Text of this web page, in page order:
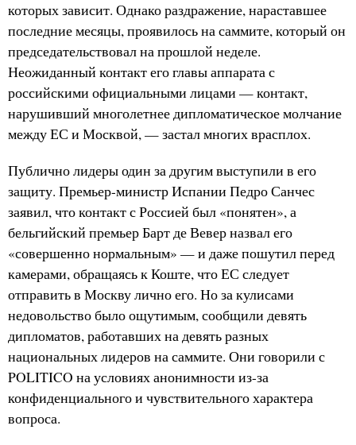
которых зависит. Однако раздражение, нараставшее
последние месяцы, проявилось на саммите, который он
председательствовал на прошлой неделе.
Неожиданный контакт его главы аппарата с
российскими официальными лицами — контакт,
нарушивший многолетнее дипломатическое молчание
между ЕС и Москвой, — застал многих врасплох.
Публично лидеры один за другим выступили в его
защиту. Премьер-министр Испании Педро Санчес
заявил, что контакт с Россией был «понятен», а
бельгийский премьер Барт де Вевер назвал его
«совершенно нормальным» — и даже пошутил перед
камерами, обращаясь к Коште, что ЕС следует
отправить в Москву лично его. Но за кулисами
недовольство было ощутимым, сообщили девять
дипломатов, работавших на девять разных
национальных лидеров на саммите. Они говорили с
POLITICO на условиях анонимности из-за
конфиденциального и чувствительного характера
вопроса.